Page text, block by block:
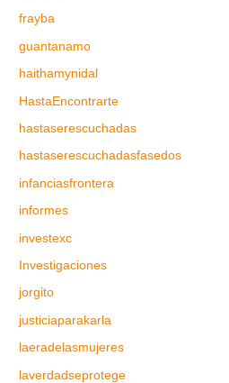
frayba
guantanamo
haithamynidal
HastaEncontrarte
hastaserescuchadas
hastaserescuchadasfasedos
infanciasfrontera
informes
investexc
Investigaciones
jorgito
justiciaparakarla
laeradelasmujeres
laverdadseprotege